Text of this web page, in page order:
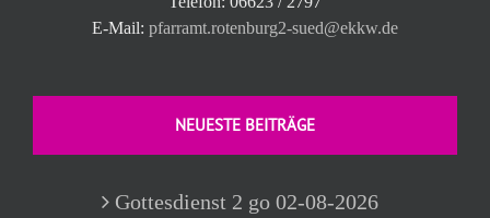
E-Mail: pfarramt.rotenburg2-sued@ekkw.de
NEUESTE BEITRÄGE
Gottesdienst 2 go 02-08-2026